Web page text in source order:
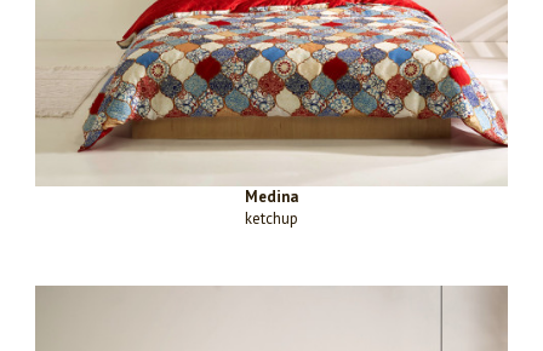
Medina
ketchup